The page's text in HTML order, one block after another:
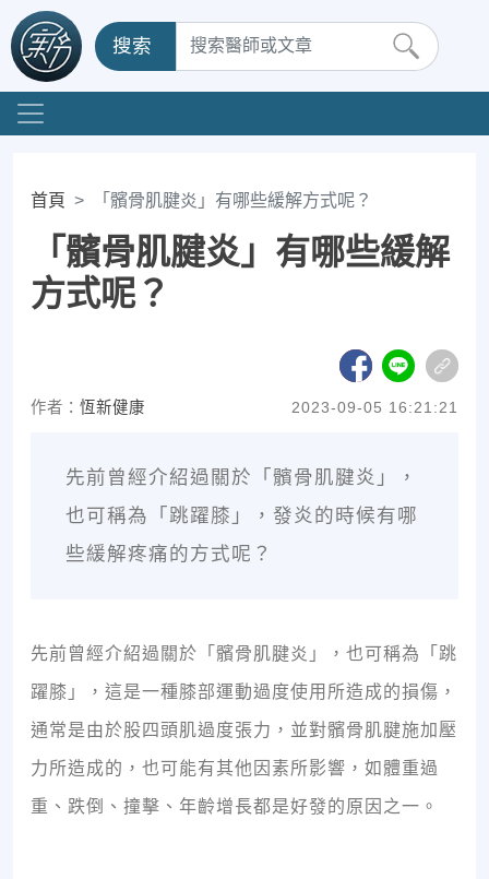
搜索
首頁 「髕骨肌腱炎」有哪些緩解方式呢？
「髕骨肌腱炎」有哪些緩解
方式呢？
作者： 恆新健康 2023-09-05 16:21:21
先前曾經介紹過關於「髕骨肌腱炎」，
也可稱為「跳躍膝」，發炎的時候有哪
些緩解疼痛的方式呢？
先前曾經介紹過關於「髕骨肌腱炎」，也可稱為「跳
躍膝」，這是一種膝部運動過度使用所造成的損傷，
通常是由於股四頭肌過度張力，並對髕骨肌腱施加壓
力所造成的，也可能有其他因素所影響，如體重過
重、跌倒、撞擊、年齡增長都是好發的原因之一。